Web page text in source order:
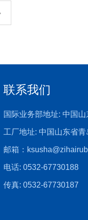
联系我们
国际业务部地址: 中国
工厂地址: 中国山东省
邮箱：
电话: 0532-67730188
传真: 0532-67730187